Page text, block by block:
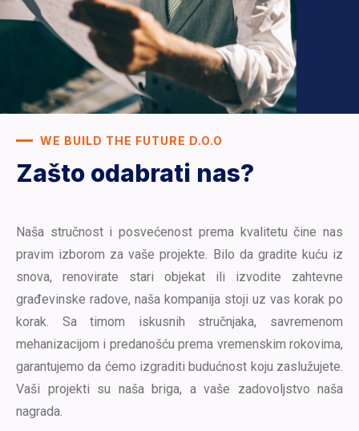
WE BUILD THE FUTURE D.O.O
Zašto odabrati nas?
Naša stručnost i posvećenost prema kvalitetu čine nas
pravim izborom za vaše projekte. Bilo da gradite kuću iz
snova, renovirate stari objekat ili izvodite zahtevne
građevinske radove, naša kompanija stoji uz vas korak po
korak. Sa timom iskusnih stručnjaka, savremenom
mehanizacijom i predanošću prema vremenskim rokovima,
garantujemo da ćemo izgraditi budućnost koju zaslužujete.
Vaši projekti su naša briga, a vaše zadovoljstvo naša
nagrada.